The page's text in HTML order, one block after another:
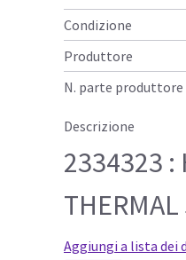
Condizione
Produttore
N. parte produttore
Descrizione
2334323 :
THERMAL
Aggiungi a lista dei